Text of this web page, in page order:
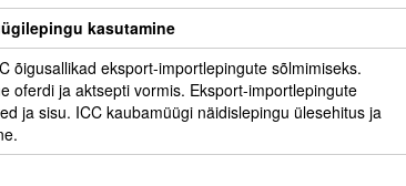
kasutamine
õigusallikad eksport-importlepingute sõlmimiseks.
oferdi ja aktsepti vormis. Eksport-importlepingute
ja sisu. ICC kaubamüügi näidislepingu ülesehitus ja